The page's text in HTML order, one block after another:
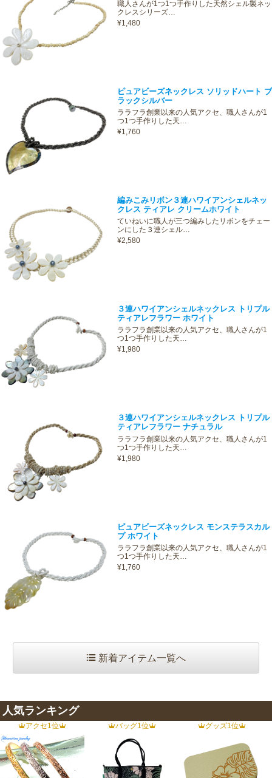
職人さんが1つ1つ手作りした天然シェル製ネッ
クレスシリーズ…
¥1,480
ピュアビーズネックレス ソリッドハート ブ
ラックシルバー
ララフラ創業以来の人気アクセ、職人さんが1
つ1つ手作りした天…
¥1,760
編みこみリボン３連ハワイアンシェルネッ
クレス ティアレ クリームホワイト
ていねいに職人が三つ編みしたリボンをチェー
ンにした３連シェル…
¥2,580
３連ハワイアンシェルネックレス トリプル
ティアレフラワー ホワイト
ララフラ創業以来の人気アクセ、職人さんが1
つ1つ手作りした天…
¥1,980
３連ハワイアンシェルネックレス トリプル
ティアレフラワー ナチュラル
ララフラ創業以来の人気アクセ、職人さんが1
つ1つ手作りした天…
¥1,980
ピュアビーズネックレス モンステラスカル
プ ホワイト
ララフラ創業以来の人気アクセ、職人さんが1
つ1つ手作りした天…
¥1,760
新着アイテム一覧へ
人気ランキング
アクセ1位 バッグ1位 グッズ1位